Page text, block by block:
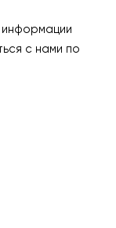
с нами по